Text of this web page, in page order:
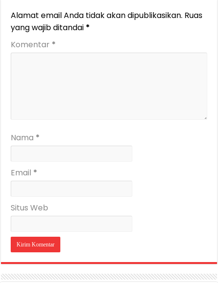
Alamat email Anda tidak akan dipublikasikan. Ruas
yang wajib ditandai *
Komentar *
Nama *
Email *
Situs Web